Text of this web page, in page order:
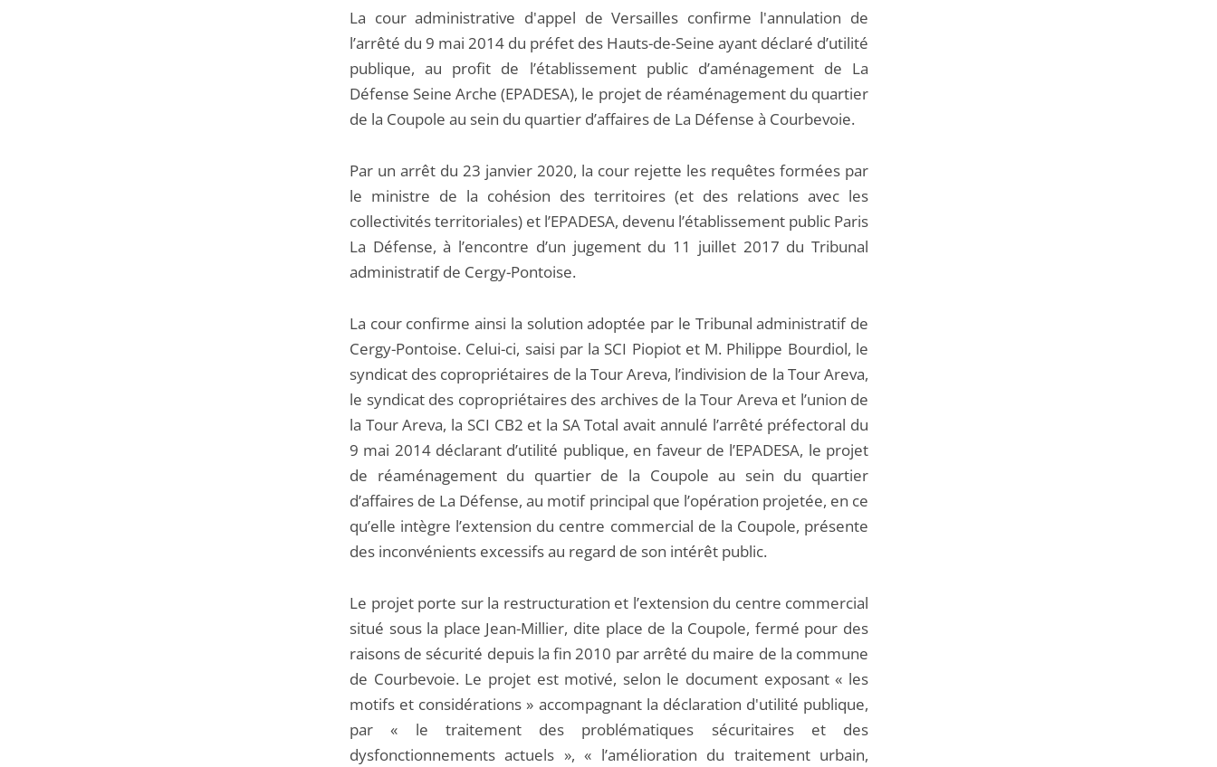
La cour administrative d'appel de Versailles confirme l'annulation de
l’arrêté du 9 mai 2014 du préfet des Hauts-de-Seine ayant déclaré d’utilité
publique, au profit de l’établissement public d’aménagement de La
Défense Seine Arche (EPADESA), le projet de réaménagement du quartier
de la Coupole au sein du quartier d’affaires de La Défense à Courbevoie.
Par un arrêt du 23 janvier 2020, la cour rejette les requêtes formées par
le ministre de la cohésion des territoires (et des relations avec les
collectivités territoriales) et l’EPADESA, devenu l’établissement public Paris
La Défense, à l’encontre d’un jugement du 11 juillet 2017 du Tribunal
administratif de Cergy-Pontoise.
La cour confirme ainsi la solution adoptée par le Tribunal administratif de
Cergy-Pontoise. Celui-ci, saisi par la SCI Piopiot et M. Philippe Bourdiol, le
syndicat des copropriétaires de la Tour Areva, l’indivision de la Tour Areva,
le syndicat des copropriétaires des archives de la Tour Areva et l’union de
la Tour Areva, la SCI CB2 et la SA Total avait annulé l’arrêté préfectoral du
9 mai 2014 déclarant d’utilité publique, en faveur de l’EPADESA, le projet
de réaménagement du quartier de la Coupole au sein du quartier
d’affaires de La Défense, au motif principal que l’opération projetée, en ce
qu’elle intègre l’extension du centre commercial de la Coupole, présente
des inconvénients excessifs au regard de son intérêt public.
Le projet porte sur la restructuration et l’extension du centre commercial
situé sous la place Jean-Millier, dite place de la Coupole, fermé pour des
raisons de sécurité depuis la fin 2010 par arrêté du maire de la commune
de Courbevoie. Le projet est motivé, selon le document exposant « les
motifs et considérations » accompagnant la déclaration d'utilité publique,
par « le traitement des problématiques sécuritaires et des
dysfonctionnements actuels », « l’amélioration du traitement urbain,